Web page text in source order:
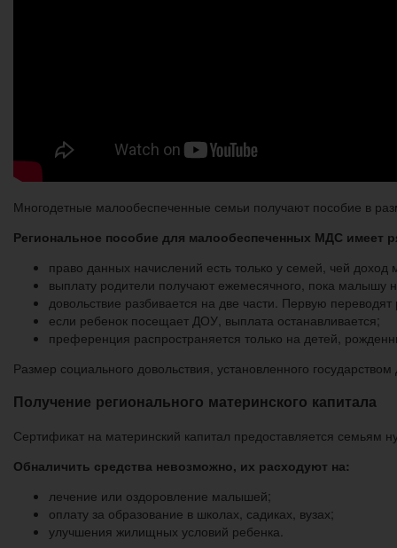
Многодетные малообеспеченные семьи получают пособие в
Региональное пособие для малообеспеченных МДС имеет
право данных начислений есть только у семей, чей
выплату родители получают ежемесячного, пока малышу
довольствие разбивается на две части. Первую
если ребенок посещает ДОУ, выплата останавливается;
преференция распространяется только на детей,
Размер социального довольствия, установленного
Получение регионального материнского капитала
Сертификат на материнский капитал предоставляется
Обналичить средства невозможно, их расходуют на:
лечение или оздоровление малышей;
оплату за образование в школах, садиках, вузах;
улучшения жилищных условий ребенка.